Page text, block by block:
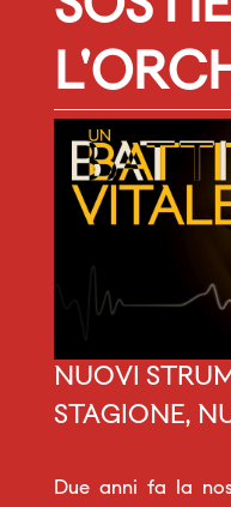
NUOVI
STAGIONE,
Due anni fa la